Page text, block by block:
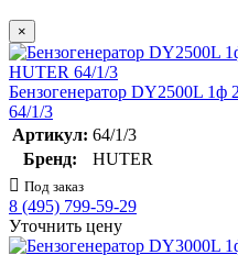
×
Бензогенератор DY2500L 1ф
64/1/3
Артикул: 64/1/3
Бренд:
HUTER
Под заказ
8 (495) 799-59-29
Уточнить цену